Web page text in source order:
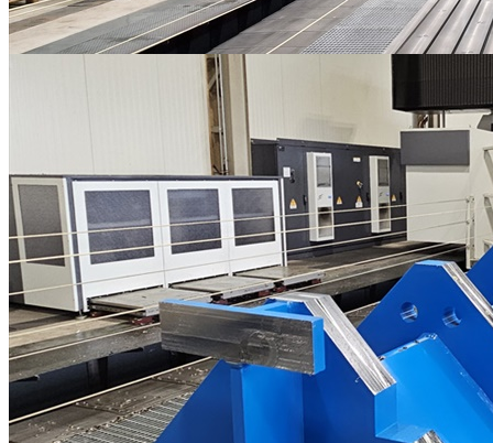
LAVORAZIONI MECCANICHE